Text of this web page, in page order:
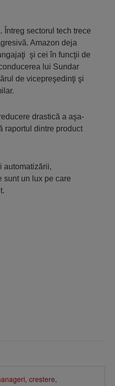
Întreg sectorul tech trece
Amazon deja
şi cei în funcţii de
lui Sundar
de vicepreşedinţi şi
drastică a aşa-
raportul dintre product
automatizării,
sunt un lux pe care
, crestere,